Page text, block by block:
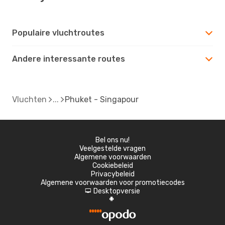
Populaire vluchtroutes
Andere interessante routes
Vluchten Phuket - Singapour
Bel ons nu!
Veelgestelde vragen
Algemene voorwaarden
Cookiebeleid
Privacybeleid
Algemene voorwaarden voor promotiecodes
d Desktopversie
A